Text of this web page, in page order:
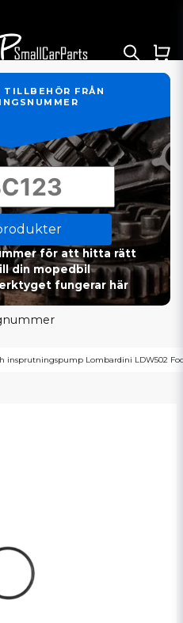
TILLBEHÖR FRÅN
för att hitta rätt
din mopedbil
fungerar här
insprutningspump Lombardini LDW502